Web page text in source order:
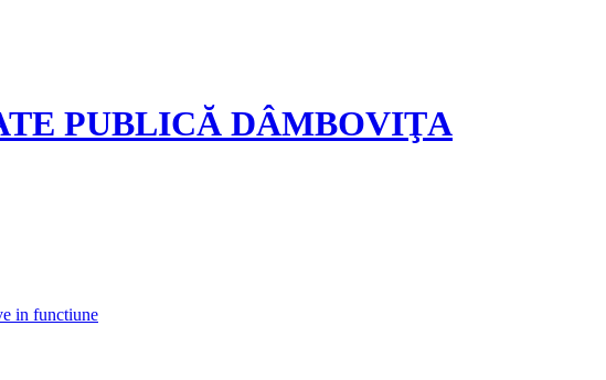
PUBLICĂ DÂMBOVIŢA
in functiune